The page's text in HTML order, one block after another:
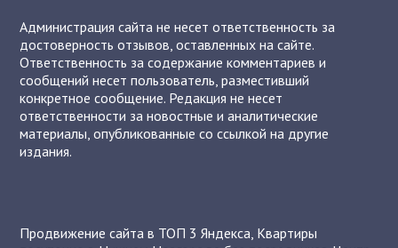
Администрация сайта не несет ответственность за
достоверность отзывов, оставленных на сайте.
Ответственность за содержание комментариев и
сообщений несет пользователь, разместивший
конкретное сообщение. Редакция не несет
ответственности за новостные и аналитические
материалы, опубликованные со ссылкой на другие
издания.
Продвижение сайта в ТОП 3 Яндекса, Квартиры